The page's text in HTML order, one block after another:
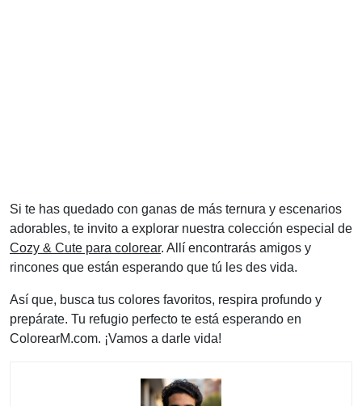
Si te has quedado con ganas de más ternura y escenarios
adorables, te invito a explorar nuestra colección especial de
Cozy & Cute para colorear. Allí encontrarás amigos y
rincones que están esperando que tú les des vida.
Así que, busca tus colores favoritos, respira profundo y
prepárate. Tu refugio perfecto te está esperando en
ColorearM.com. ¡Vamos a darle vida!